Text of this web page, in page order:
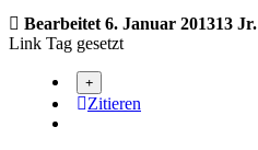
Bearbeitet 6. Januar 201313 Jr.
Link Tag gesetzt
Zitieren